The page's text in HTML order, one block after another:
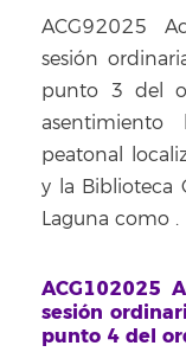
ACG92025
sesión
punto 3 del
peatonal
y la Biblioteca
Laguna como .
ACG102025
sesión
punto 4 del